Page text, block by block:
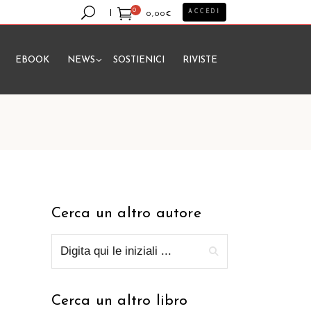
0
0,00€
prodotto nel carrello.
ACCEDI
EBOOK NEWS SOSTIENICI RIVISTE
Cerca un altro autore
Cerca un altro libro